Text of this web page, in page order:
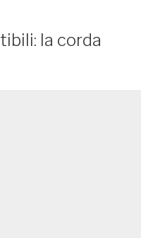
la corda